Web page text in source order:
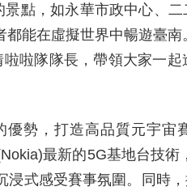
點，如永華市政中心、
能在虛擬世界中暢遊臺
啦隊隊長，帶領大家一
優勢，打造高品質元宇宙
最新的5G基地台技術
式感受賽事氛圍。同時